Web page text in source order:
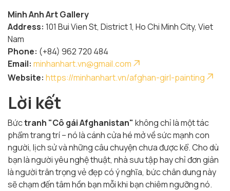
Minh Anh Art Gallery
Address: 101 Bui Vien St, District 1, Ho Chi Minh City, Viet
Nam
Phone: (+84) 962 720 484
Email: minhanhart.vn@gmail.com
Website: https://minhanhart.vn/afghan-girl-painting
Lời kết
Bứctranh "Cô gái Afghanistan" không chỉ là một tác
phẩm trang trí – nó là cánh cửa hé mở về sức mạnh con
người, lịch sử và những câu chuyện chưa được kể. Cho dù
bạn là người yêu nghệ thuật, nhà sưu tập hay chỉ đơn giản
là người trân trọng vẻ đẹp có ý nghĩa, bức chân dung này
sẽ chạm đến tâm hồn bạn mỗi khi bạn chiêm ngưỡng nó.